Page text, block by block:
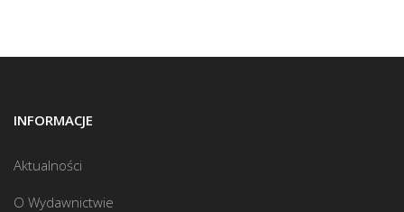
INFORMACJE
Aktualności
O Wydawnictwie